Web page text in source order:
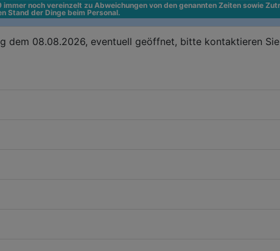
noch vereinzelt zu Abweichungen von den genannten Zeiten sowie
Stand der Dinge beim Personal.
dem 08.08.2026, eventuell geöffnet, bitte kontaktieren